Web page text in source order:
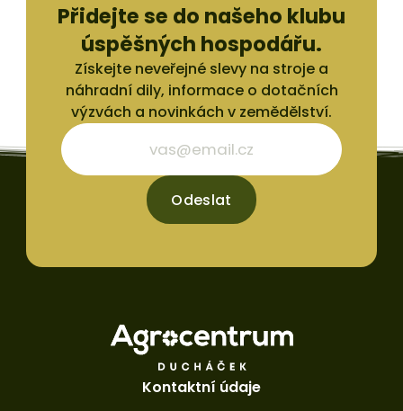
Přidejte se do našeho klubu
úspěšných hospodářu.
Získejte neveřejné slevy na stroje a
náhradní dily, informace o dotačních
výzvách a novinkách v zemědělství.
Odeslat
Kontaktní údaje